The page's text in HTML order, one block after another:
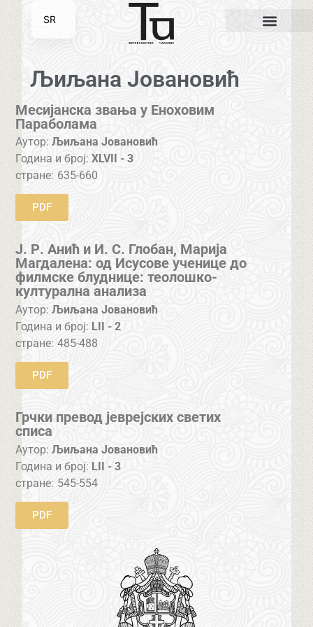
Љиљана Јовановић
Месијанска звања у Еноховим
Параболама
Аутор: Љиљана Јовановић
Година и број:XLVII - 3
стране: 635-660
PDF
Ј. Р. Анић и И. С. Глобан, Марија
Магдалена: од Исусове ученице до
филмске блуднице: теолошко-
културална анализа
Аутор: Љиљана Јовановић
Година и број: LII - 2
стране: 485-488
PDF
Грчки превод јеврејских светих
списа
Аутор: Љиљана Јовановић
Година и број: LII - 3
стране: 545-554
PDF
SR
EN